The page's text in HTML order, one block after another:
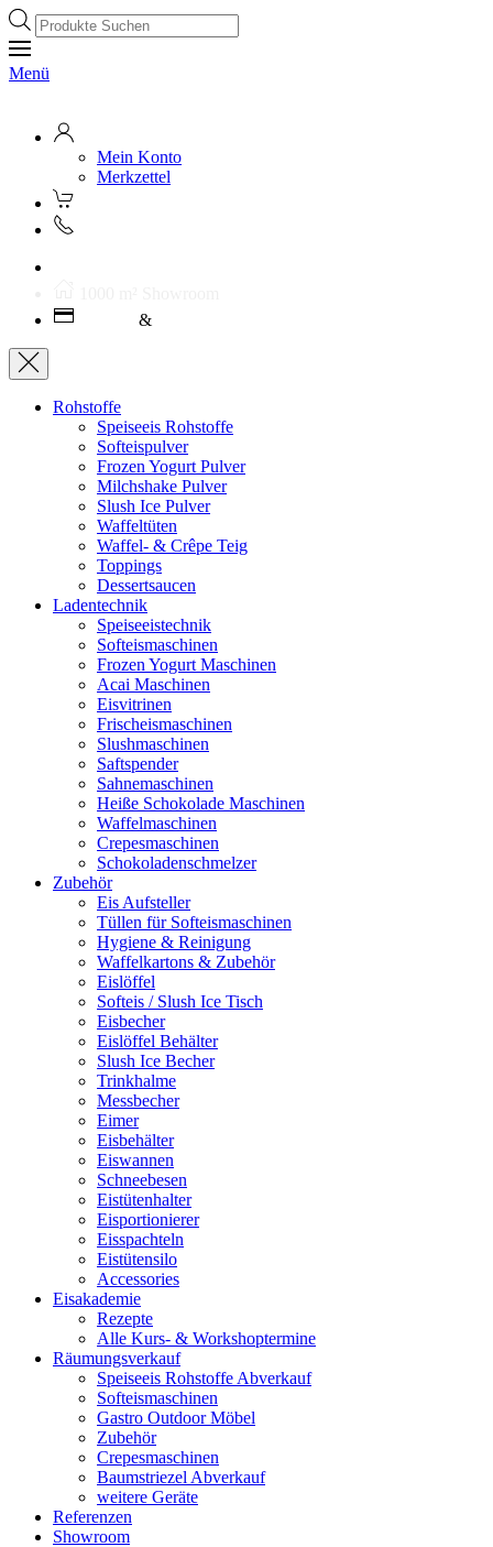
Products
search
Menü
Mein Konto
Merkzettel
&
Rohstoffe
Speiseeis Rohstoffe
Softeispulver
Frozen Yogurt Pulver
Milchshake Pulver
Slush Ice Pulver
Waffeltüten
Waffel- & Crêpe Teig
Toppings
Dessertsaucen
Ladentechnik
Speiseeistechnik
Softeismaschinen
Frozen Yogurt Maschinen
Acai Maschinen
Eisvitrinen
Frischeismaschinen
Slushmaschinen
Saftspender
Sahnemaschinen
Heiße Schokolade Maschinen
Waffelmaschinen
Crepesmaschinen
Schokoladenschmelzer
Zubehör
Eis Aufsteller
Tüllen für Softeismaschinen
Hygiene & Reinigung
Waffelkartons & Zubehör
Eislöffel
Softeis / Slush Ice Tisch
Eisbecher
Eislöffel Behälter
Slush Ice Becher
Trinkhalme
Messbecher
Eimer
Eisbehälter
Eiswannen
Schneebesen
Eistütenhalter
Eisportionierer
Eisspachteln
Eistütensilo
Accessories
Eisakademie
Rezepte
Alle Kurs- & Workshoptermine
Räumungsverkauf
Speiseeis Rohstoffe Abverkauf
Softeismaschinen
Gastro Outdoor Möbel
Zubehör
Crepesmaschinen
Baumstriezel Abverkauf
weitere Geräte
Referenzen
Showroom